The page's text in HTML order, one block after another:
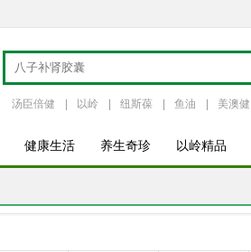
汤臣倍健 以岭 纽斯葆 鱼油 美澳健
健康生活 养生奇珍 以岭精品